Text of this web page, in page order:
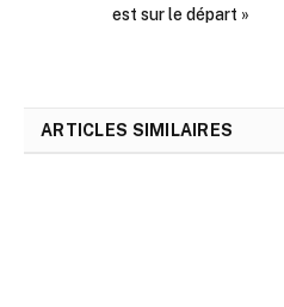
est sur le départ »
ARTICLES SIMILAIRES